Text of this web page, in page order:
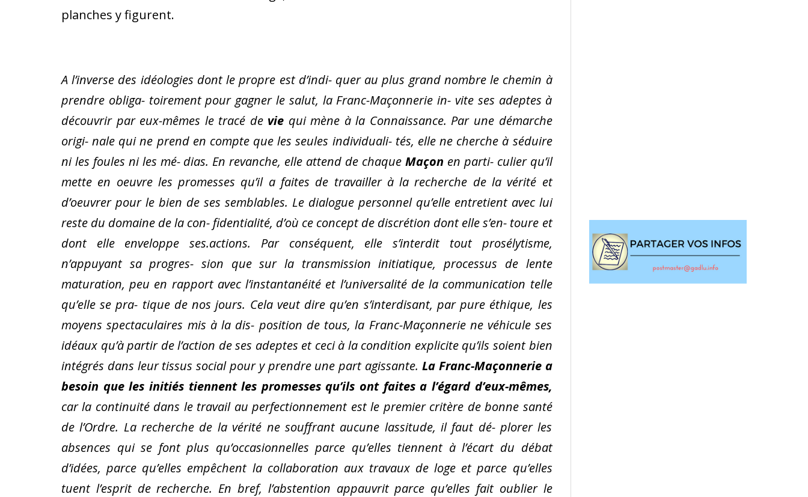
planches y figurent.
A l’inverse des idéologies dont le propre est d’indi- quer au plus grand nombre le chemin à
prendre obliga- toirement pour gagner le salut, la Franc-Maçonnerie in- vite ses adeptes à
découvrir par eux-mêmes le tracé de vie qui mène à la Connaissance. Par une démarche
origi- nale qui ne prend en compte que les seules individuali- tés, elle ne cherche à séduire
ni les foules ni les mé- dias. En revanche, elle attend de chaque Maçon en parti- culier qu’il
mette en oeuvre les promesses qu’il a faites de travailler à la recherche de la vérité et
d’oeuvrer pour le bien de ses semblables. Le dialogue personnel qu’elle entretient avec lui
reste du domaine de la con- fidentialité, d’où ce concept de discrétion dont elle s’en- toure et
dont elle enveloppe ses.actions. Par conséquent, elle s’interdit tout prosélytisme,
n’appuyant sa progres- sion que sur la transmission initiatique, processus de lente
maturation, peu en rapport avec l’instantanéité et l’universalité de la communication telle
qu’elle se pra- tique de nos jours. Cela veut dire qu’en s’interdisant, par pure éthique, les
moyens spectaculaires mis à la dis- position de tous, la Franc-Maçonnerie ne véhicule ses
idéaux qu’à partir de l’action de ses adeptes et ceci à la condition explicite qu’ils soient bien
intégrés dans leur tissus social pour y prendre une part agissante. La Franc-Maçonnerie a
besoin que les initiés tiennent les promesses qu’ils ont faites a l’égard d’eux-mêmes,
car la continuité dans le travail au perfectionnement est le premier critère de bonne santé
de l’Ordre. La recherche de la vérité ne souffrant aucune lassitude, il faut dé- plorer les
absences qui se font plus qu’occasionnelles parce qu’elles tiennent à l’écart du débat
d’idées, parce qu’elles empêchent la collaboration aux travaux de loge et parce qu’elles
tuent l’esprit de recherche. En bref, l’abstention appauvrit parce qu’elles fait oublier le